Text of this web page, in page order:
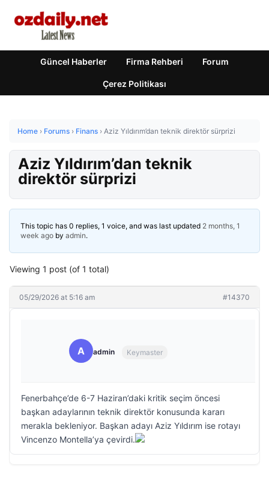
Güncel Haberler Firma Rehberi Forum
Çerez Politikası
Home › Forums › Finans › Aziz Yıldırım’dan teknik direktör sürprizi
Aziz Yıldırım’dan teknik
direktör sürprizi
This topic has 0 replies, 1 voice, and was last updated 2 months, 1
week ago by admin.
Viewing 1 post (of 1 total)
05/29/2026 at 5:16 am #14370
A admin Keymaster
Fenerbahçe’de 6-7 Haziran’daki kritik seçim öncesi
başkan adaylarının teknik direktör konusunda kararı
merakla bekleniyor. Başkan adayı Aziz Yıldırım ise rotayı
Vincenzo Montella’ya çevirdi.